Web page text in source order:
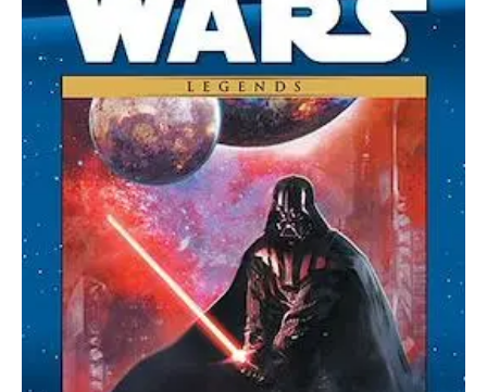
Vader
La
Prisión
Fantasma
cantidad